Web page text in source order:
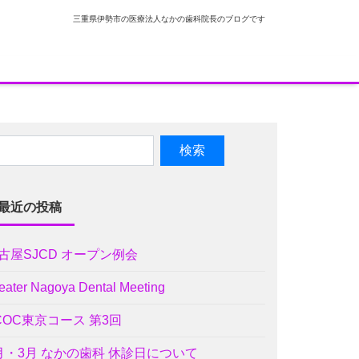
三重県伊勢市の医療法人なかの歯科院長のブログです
近の投稿
屋SJCD オープン例会
Nagoya Dental Meeting
東京コース 第3回
・3月 なかの歯科 休診日について